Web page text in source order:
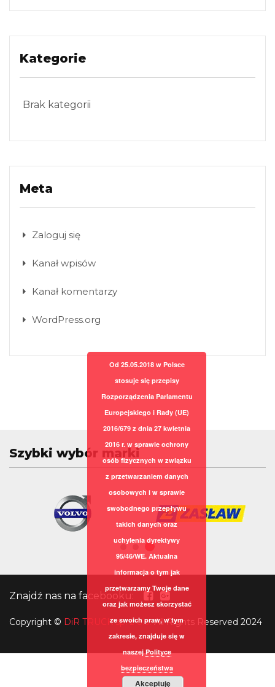
Kategorie
Brak kategorii
Meta
Zaloguj się
Kanał wpisów
Kanał komentarzy
WordPress.org
Szybki wybór marki
Znajdź nas na facebooku:
Copyright © DiR TRUCK sp. z o.o.All Rights Reserved 2024
Od 25.05.2018 w Polsce
stosuje się przepisy
Rozporządzenia Parlamentu
Europejskiego i Rady (UE)
2016/679 z dnia 27 kwietnia
2016 r. w sprawie ochrony
osób fizycznych w związku
z przetwarzaniem danych
osobowych i w sprawie
swobodnego przepływu
takich danych oraz
uchylenia dyrektywy
95/46/WE. Aktualna
informacja o tym jak
przetwarzamy Twoje dane
oraz jak możesz skorzystać
ze swoich praw, w tym
zakresie, znajduje się w
naszejPolityce
bezpieczeństwa
Akceptuję